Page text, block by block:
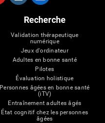
Recherche
Validation thérapeutique
numérique
Jeux d'ordinateur
Adultes en bonne santé
Pilotes
Évaluation holistique
Personnes âgées en bonne santé
(iTV)
Entraînement adultes âgés
État cognitif chez les personnes
âgées